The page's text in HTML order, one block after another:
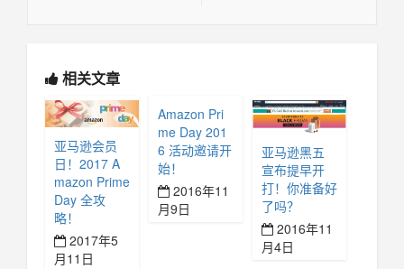
相关文章
亚马逊会员
日！2017 A
mazon Prime
Day 全攻
略！
2017年5
月11日
Amazon Pri
me Day 201
6 活动邀请开
始！
2016年11
月9日
亚马逊黑五
宣布提早开
打！你准备好
了吗？
2016年11
月4日